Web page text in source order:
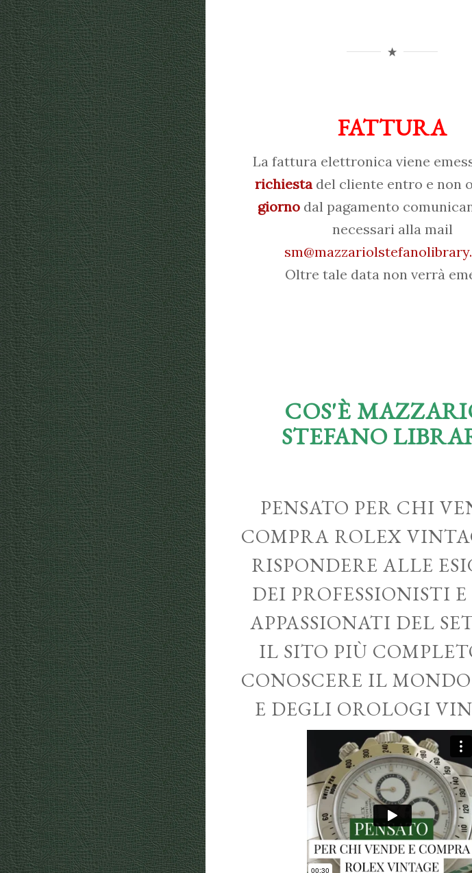
FATTURA
La fattura elettronica viene
richiestadel cliente entro e non
giornodal pagamento
necessari alla mail
Oltre tale data non verrà
COS'È
STEFANO
PENSATO PER CHI
COMPRA ROLEX
RISPONDERE ALLE
DEI PROFESSIONISTI
APPASSIONATI DEL
IL SITO PIÙ
CONOSCERE IL
E DEGLI OROLOGI